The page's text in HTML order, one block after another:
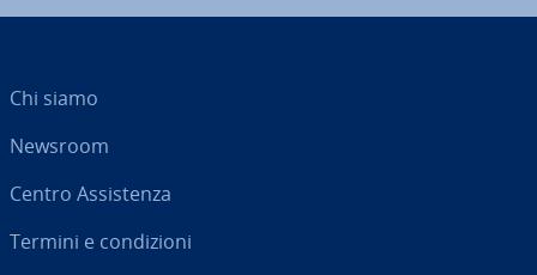
Chi siamo
Newsroom
Centro As­si­sten­za
Termini e con­di­zio­ni